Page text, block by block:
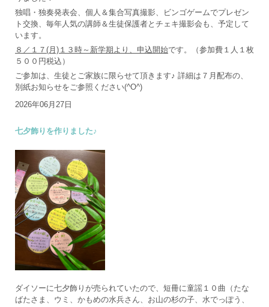
独唱・独奏発表会、個人＆集合写真撮影、ビンゴゲームでプレゼン
ト交換、毎年人気の講師＆生徒保護者とチェキ撮影会も、予定して
います。
８／１７(月)１３時～新学期より、申込開始です。（参加費１人１枚
５００円税込）
ご参加は、生徒とご家族に限らせて頂きます♪ 詳細は７月配布の、
別紙お知らせをご参照ください(^O^)
2026年06月27日
七夕飾りを作りました♪
ダイソーに七夕飾りが売られていたので、短冊に童謡１０曲（たな
ばたさま、ウミ、かもめの水兵さん、お山の杉の子、水でっぽう、